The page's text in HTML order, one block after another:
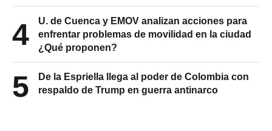
4
U. de Cuenca y EMOV analizan acciones para
enfrentar problemas de movilidad en la ciudad
¿Qué proponen?
5
De la Espriella llega al poder de Colombia con
respaldo de Trump en guerra antinarco